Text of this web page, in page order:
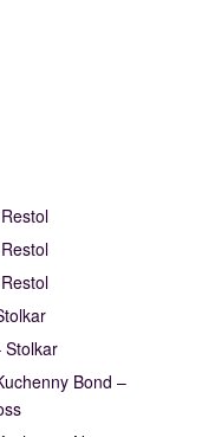
Stolkar
Bond –